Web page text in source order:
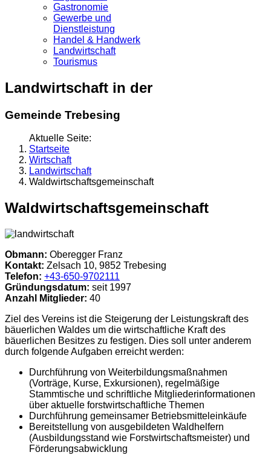
Gastronomie
Gewerbe und
Dienstleistung
Handel & Handwerk
Landwirtschaft
Tourismus
Landwirtschaft in der
Gemeinde Trebesing
Aktuelle Seite:
Startseite
Wirtschaft
Landwirtschaft
Waldwirtschaftsgemeinschaft
Waldwirtschaftsgemeinschaft
Obmann: Oberegger Franz
Kontakt: Zelsach 10, 9852 Trebesing
Telefon: +43-650-9702111
Gründungsdatum: seit 1997
Anzahl Mitglieder: 40
Ziel des Vereins ist die Steigerung der Leistungskraft des
bäuerlichen Waldes um die wirtschaftliche Kraft des
bäuerlichen Besitzes zu festigen. Dies soll unter anderem
durch folgende Aufgaben erreicht werden:
Durchführung von Weiterbildungsmaßnahmen
(Vorträge, Kurse, Exkursionen), regelmäßige
Stammtische und schriftliche Mitgliederinformationen
über aktuelle forstwirtschaftliche Themen
Durchführung gemeinsamer Betriebsmitteleinkäufe
Bereitstellung von ausgebildeten Waldhelfern
(Ausbildungsstand wie Forstwirtschaftsmeister) und
Förderungsabwicklung